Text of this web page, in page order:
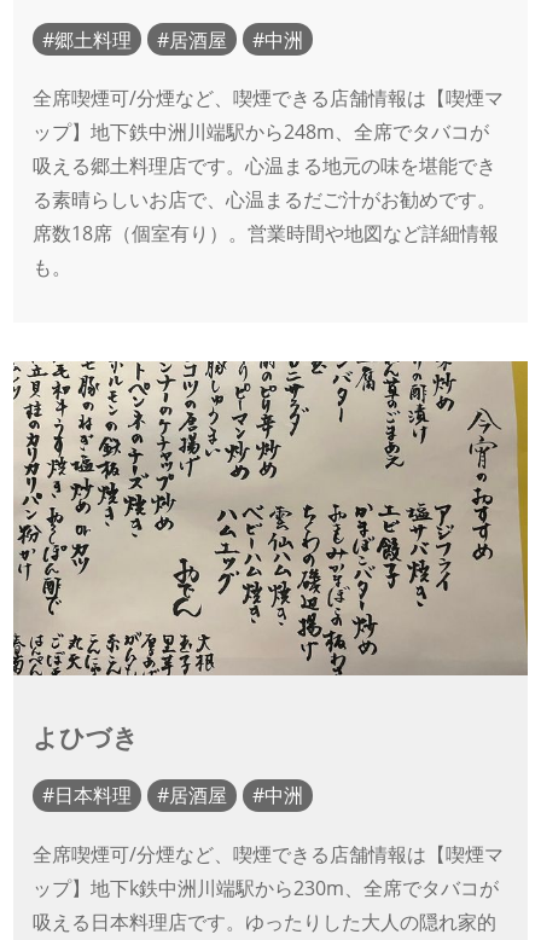
郷土料理 居酒屋 中洲
全席喫煙可/分煙など、喫煙できる店舗情報は【喫煙マ
ップ】地下鉄中洲川端駅から248m、全席でタバコが
吸える郷土料理店です。心温まる地元の味を堪能でき
る素晴らしいお店で、心温まるだご汁がお勧めです。
席数18席（個室有り）。営業時間や地図など詳細情報
も。
よひづき
日本料理 居酒屋 中洲
全席喫煙可/分煙など、喫煙できる店舗情報は【喫煙マ
ップ】地下k鉄中洲川端駅から230m、全席でタバコが
吸える日本料理店です。ゆったりした大人の隠れ家的